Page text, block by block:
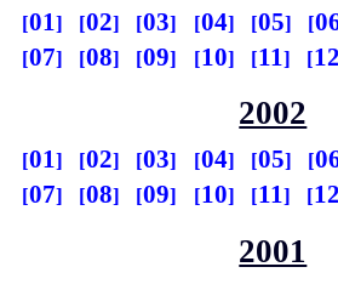
01 02 03 04 05
07
08 09 10 11
2002
01 02 03 04 05
07
08 09 10 11
2001